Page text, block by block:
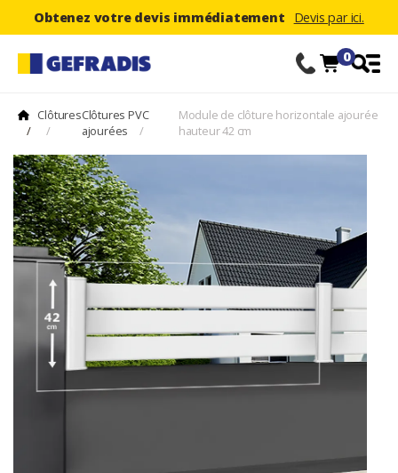
Obtenez votre devis immédiatement Devis par ici.
0
/
Clôtures
/
Clôtures PVC
ajourées
/
Module de clôture horizontale ajourée
hauteur 42 cm